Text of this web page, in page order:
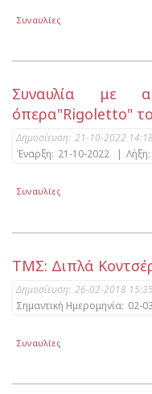
Συναυλίες
Συναυλία με
όπερα"Rigoletto"
Δημοσίευση: 21-10-2022
Έναρξη: 21-10-2022 | Λήξη:
Συναυλίες
ΤΜΣ: Διπλά
Δημοσίευση: 26-02-2018 15:35
Σημαντική Ημερομηνία: 02-
Συναυλίες